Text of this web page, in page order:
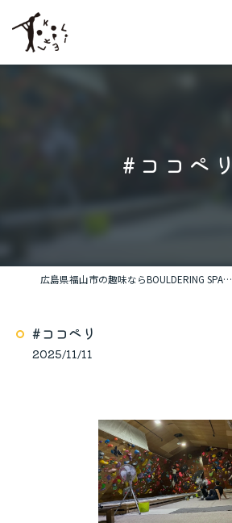
#ココペリ
広島県福山市の趣味ならBOULDERING SPACE KOKOPELLi
#ココペリ
2025/11/11